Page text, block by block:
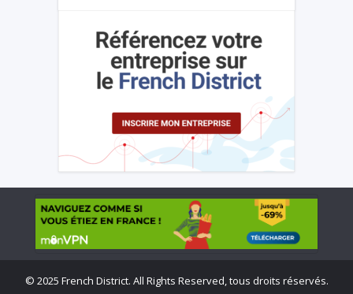
© 2025 French District. All Rights Reserved, tous droits réservés.